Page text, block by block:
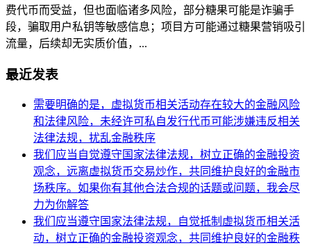
费代币而受益，但也面临诸多风险，部分糖果可能是诈骗手
段，骗取用户私钥等敏感信息；项目方可能通过糖果营销吸引
流量，后续却无实质价值，...
最近发表
需要明确的是，虚拟货币相关活动存在较大的金融风险
和法律风险，未经许可私自发行代币可能涉嫌违反相关
法律法规，扰乱金融秩序
我们应当自觉遵守国家法律法规，树立正确的金融投资
观念，远离虚拟货币交易炒作，共同维护良好的金融市
场秩序。如果你有其他合法合规的话题或问题，我会尽
力为你解答
我们应当遵守国家法律法规，自觉抵制虚拟货币相关活
动，树立正确的金融投资观念，共同维护良好的金融秩